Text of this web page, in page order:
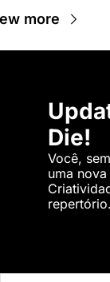
more
Die!
Você,
uma
repertório.